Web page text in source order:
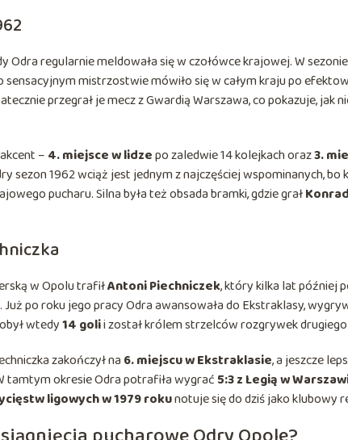
Odra regularnie meldowała się w czołówce krajowej. W sezonie
sensacyjnym mistrzostwie mówiło się w całym kraju po
przegrał je mecz z Gwardią Warszawa, co pokazuje, jak
– 4. miejsce w lidzepo zaledwie 14 kolejkach oraz3.
sezon 1962 wciąż jest jednym z najczęściej wspominanych, bo
pucharu. Silna była też obsada bramki, gdzie grał
w Opolu trafiłAntoni Piechniczek, który kilka lat później
po roku jego pracy Odra awansowała do Ekstraklasy,
wtedy14 golii został królem strzelców rozgrywek
zakończył na 6. miejscu w Ekstraklasie, a jeszcze
tamtym okresie Odra potrafiła wygrać5:3 z Legią w
ligowych w 1979 rokunotuje się do dziś jako klubowy